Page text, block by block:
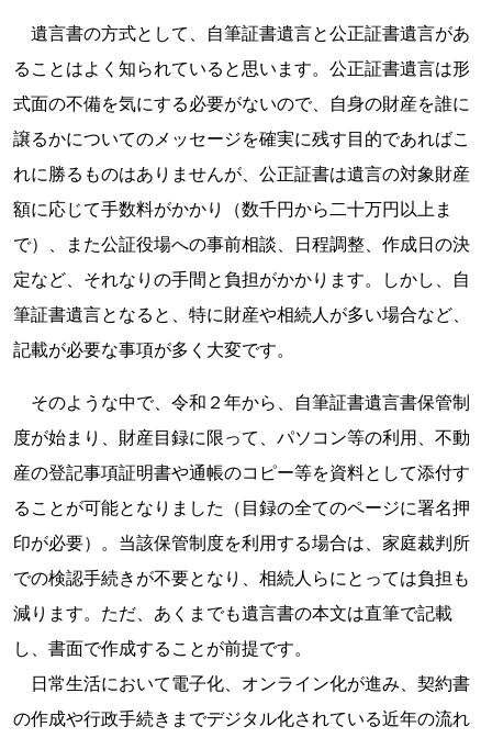
遺言書の方式として、自筆証書遺言と公正証書遺言があ
ることはよく知られていると思います。公正証書遺言は形
式面の不備を気にする必要がないので、自身の財産を誰に
譲るかについてのメッセージを確実に残す目的であればこ
れに勝るものはありませんが、公正証書は遺言の対象財産
額に応じて手数料がかかり（数千円から二十万円以上ま
で）、また公証役場への事前相談、日程調整、作成日の決
定など、それなりの手間と負担がかかります。しかし、自
筆証書遺言となると、特に財産や相続人が多い場合など、
記載が必要な事項が多く大変です。
そのような中で、令和２年から、自筆証書遺言書保管制
度が始まり、財産目録に限って、パソコン等の利用、不動
産の登記事項証明書や通帳のコピー等を資料として添付す
ることが可能となりました（目録の全てのページに署名押
印が必要）。当該保管制度を利用する場合は、家庭裁判所
での検認手続きが不要となり、相続人らにとっては負担も
減ります。ただ、あくまでも遺言書の本文は直筆で記載
し、書面で作成することが前提です。
日常生活において電子化、オンライン化が進み、契約書
の作成や行政手続きまでデジタル化されている近年の流れ